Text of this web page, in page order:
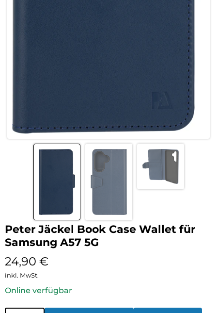
Peter Jäckel Book Case Wallet für
Samsung A57 5G
24,90 €
inkl. MwSt.
Online verfügbar